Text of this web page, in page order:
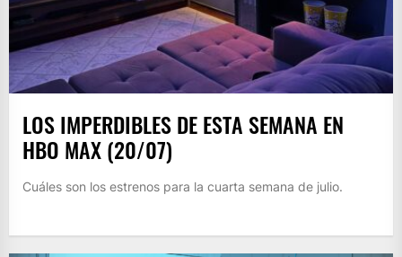
LOS IMPERDIBLES DE ESTA SEMANA EN
HBO MAX (20/07)
Cuáles son los estrenos para la cuarta semana de julio.